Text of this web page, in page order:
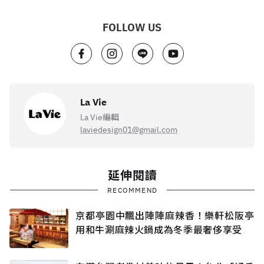
FOLLOW US
La Vie
La Vie編輯
laviedesign01@gmail.com
延伸閱讀
RECOMMEND
京都亭園中飄出陣陣麻辣香！樂軒松阪亭
用和牛涮麻辣火鍋成為冬季最奢侈享受